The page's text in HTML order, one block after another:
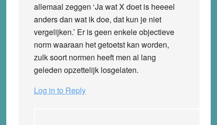
allemaal zeggen ‘Ja wat X doet is heeeel
anders dan wat ik doe, dat kun je niet
vergelijken.’ Er is geen enkele objectieve
norm waaraan het getoetst kan worden,
zulk soort normen heeft men al lang
geleden opzettelijk losgelaten.
Log in to Reply